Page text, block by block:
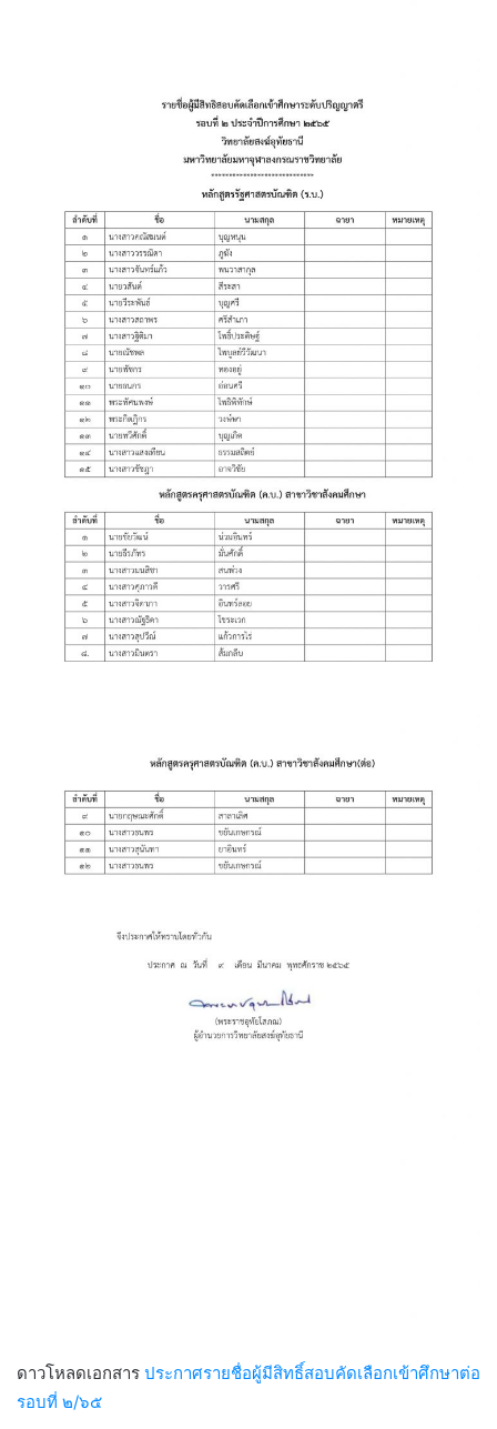
ดาวโหลดเอกสาร ประกาศรายชื่อผู้มีสิทธิ์สอบคัดเลือกเข้าศึกษาต่อ
รอบที่ ๒/๖๕